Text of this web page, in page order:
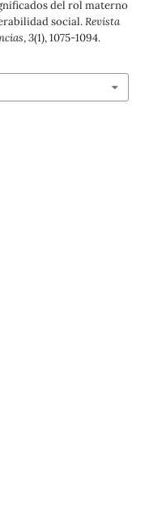
del rol materno
social.Revista
,3(1), 1075-1094.